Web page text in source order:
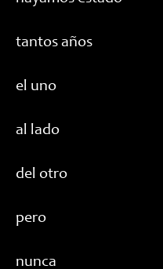
tantos años
el uno
al lado
del otro
pero
nunca